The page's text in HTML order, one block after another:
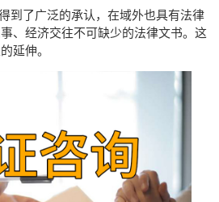
了广泛的承认，在域外也具有法律
、经济交往不可缺少的法律文书。这
延伸。